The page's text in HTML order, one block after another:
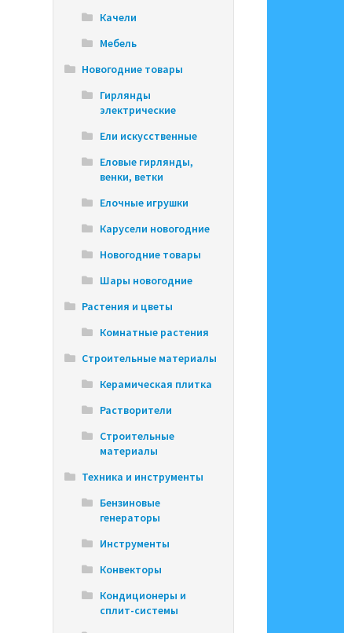
Качели
Мебель
Новогодние товары
Гирлянды
электрические
Ели искусственные
Еловые гирлянды,
венки, ветки
Елочные игрушки
Карусели новогодние
Новогодние товары
Шары новогодние
Растения и цветы
Комнатные растения
Строительные материалы
Керамическая плитка
Растворители
Строительные
материалы
Техника и инструменты
Бензиновые
генераторы
Инструменты
Конвекторы
Кондиционеры и
сплит-системы